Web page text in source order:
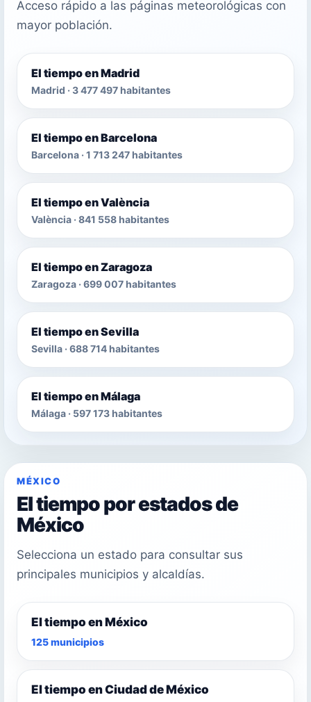
Acceso rápido a las páginas meteorológicas con
mayor población.
El tiempo en Madrid
Madrid · 3 477 497 habitantes
El tiempo en Barcelona
Barcelona · 1 713 247 habitantes
El tiempo en València
València · 841 558 habitantes
El tiempo en Zaragoza
Zaragoza · 699 007 habitantes
El tiempo en Sevilla
Sevilla · 688 714 habitantes
El tiempo en Málaga
Málaga · 597 173 habitantes
MÉXICO
El tiempo por estados de
México
Selecciona un estado para consultar sus
principales municipios y alcaldías.
El tiempo en México
125 municipios
El tiempo en Ciudad de México